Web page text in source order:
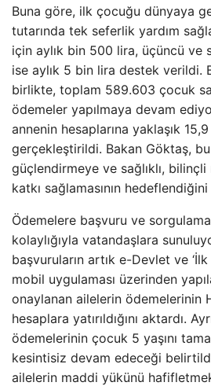
Buna göre, ilk çocuğu dünyaya
tutarında tek seferlik yardım
için aylık bin 500 lira, üçüncü ve
ise aylık 5 bin lira destek verildi.
birlikte, toplam 589.603 çocuk
ödemeler yapılmaya devam
annenin hesaplarına yaklaşık
gerçekleştirildi. Bakan Göktaş,
güçlendirmeye ve sağlıklı,
katkı sağlamasının
Ödemelere başvuru ve
kolaylığıyla vatandaşlara
başvuruların artık e-Devlet ve
mobil uygulaması üzerinden
onaylanan ailelerin ödemelerinin
hesaplara yatırıldığını aktardı.
ödemelerinin çocuk 5 yaşını
kesintisiz devam edeceği
ailelerin maddi yükünü